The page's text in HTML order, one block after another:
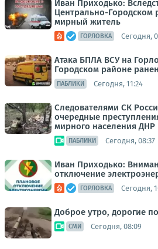
Иван Приходько:
Центрально-Городском
мирный житель
ГОРЛОВКА Сегодня,
Атака БПЛА ВСУ на
Городском районе
ПАБЛИКИ Сегодня, 11:24
Следователями СК
очередные
мирного населения ДНР
ПАБЛИКИ Сегодня, 08:37
Иван Приходько:
отключение
ГОРЛОВКА Сегодня,
Доброе утро, дорогие
СМИ Сегодня, 08:09